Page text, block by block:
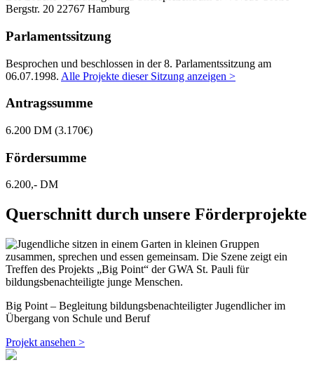
Bergstr. 20 22767 Hamburg
Parlamentssitzung
Besprochen und beschlossen in der 8. Parlamentssitzung am
06.07.1998. Alle Projekte dieser Sitzung anzeigen >
Antragssumme
6.200 DM (3.170€)
Fördersumme
6.200,- DM
Querschnitt durch unsere Förderprojekte
Big Point – Begleitung bildungsbenachteiligter Jugendlicher im
Übergang von Schule und Beruf
Projekt ansehen >